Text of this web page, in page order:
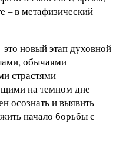
– в метафизический
новый этап духовной
обычаями
страстями –
на темном дне
осознать и выявить
начало борьбы с